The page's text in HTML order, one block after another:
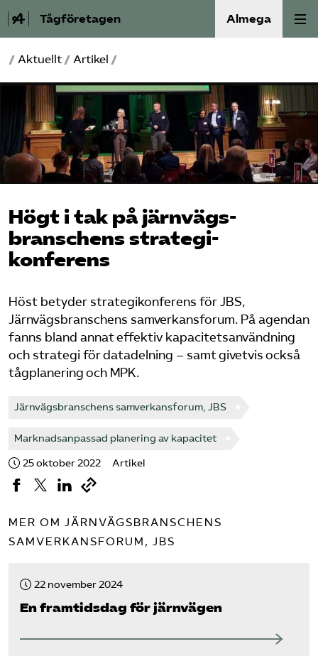
Tågföretagen Almega
Aktuellt
Reformagenda för järnvägen
Våra frågor
Aktiviteter
Om oss
Kontakt
Bli medlem
/ Aktuellt / Artikel /
Högt i tak på järnvägs­
branschens strategi­
konferens
Höst betyder strategikonferens för JBS,
Järnvägsbranschens samverkansforum. På agendan
fanns bland annat effektiv kapacitetsanvändning
och strategi för datadelning – samt givetvis också
tågplanering och MPK.
Järnvägsbranschens samverkansforum, JBS
Marknadsanpassad planering av kapacitet
25 oktober 2022 Artikel
MER OM JÄRNVÄGSBRANSCHENS
SAMVERKANSFORUM, JBS
22 november 2024
En framtidsdag för järnvägen